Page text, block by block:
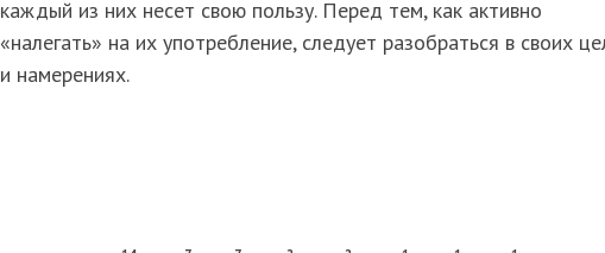
каждый из них несет свою пользу. Перед тем, как активно
«налегать» на их употребление, следует разобраться в своих
и намерениях.